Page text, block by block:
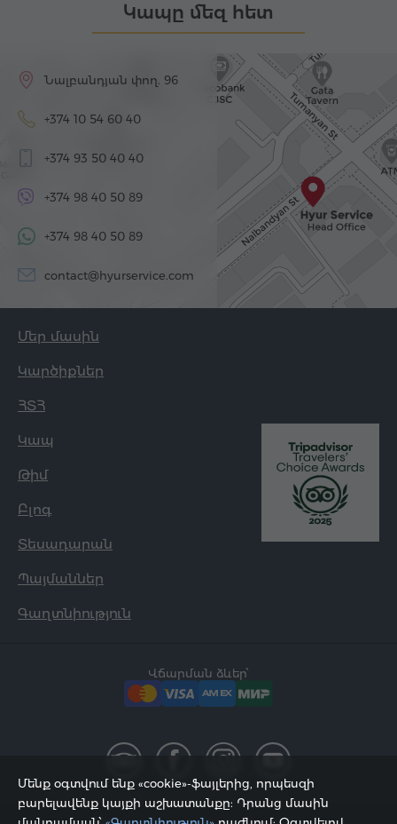
Կապը մեզ հետ
Նալբանդյան փող. 96
+374 10 54 60 40
+374 93 50 40 40
+374 98 40 50 89
+374 98 40 50 89
contact@hyurservice.com
Մեր մասին
Կարծիքներ
ՀՏՀ
Կապ
Թիմ
Բլոգ
Տեսադարան
Պայմաններ
Գաղտնիություն
Վճարման ձևեր՝
Մենք օգտվում ենք «cookie»-ֆայլերից, որպեսզի
բարելավենք կայքի աշխատանքը: Դրանց մասին